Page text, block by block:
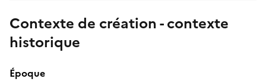
Contexte de création - contexte
historique
Époque